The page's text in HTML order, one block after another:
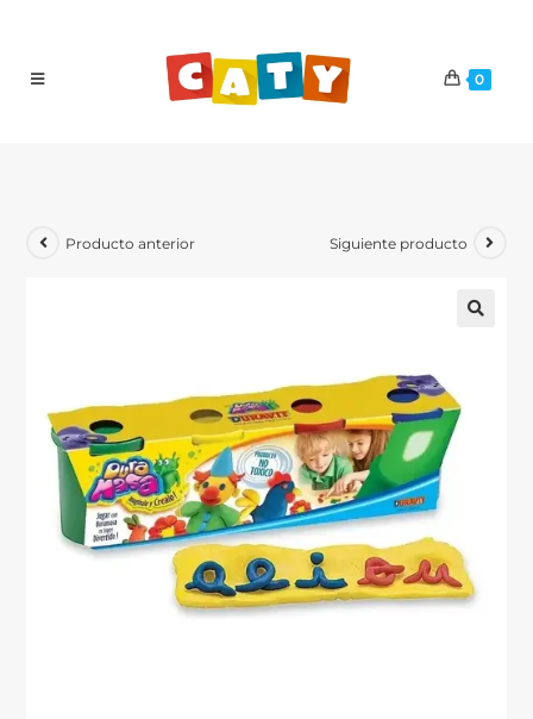
0
Producto anterior Siguiente producto